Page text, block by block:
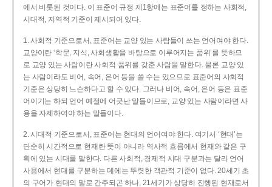
에서 비롯된 것이다. 이 표준어 규정 제1항에는 표준어를 정하는 사회적,
시대적, 지역적 기준이 제시되어 있다.
1. 사회적 기준으로서, 표준어는 교양 있는 사람들이 쓰는 언어여야 한다.
교양이란 ‘학문, 지식, 사회생활을 바탕으로 이루어지는 품위’를 뜻하므
로 교양 있는 사람이란 사회적 품위를 갖춘 사람을 말한다. 물론 교양 있
는 사람이라도 비어, 속어, 은어 등을 쓸 수는 있으므로 표준어의 사회적
기준은 상당히 느슨하다고 할 수 있다. 그러나 비어, 속어, 은어 등은 표준
어이기는 하되 언어 예절에 어긋난 말들이므로, 교양 있는 사람이라면 사
용을 자제하여야 하는 말들이다.
2. 시대적 기준으로서, 표준어는 현대의 언어여야 한다. 여기서 ‘현대’는
단순히 시간적으로 현재란 뜻이 아니라 역사적 흐름에서 현재와 같은 구
획에 있는 시대를 말한다. 다른 사회적, 경제적 시대 구분과는 달리 언어
사용에서 현대를 구분하는 데에는 뚜렷한 객관적 기준이 없다. 20세기 초
의 구어가 현대의 말로 간주되곤 하나, 21세기가 상당히 진행된 현재로서